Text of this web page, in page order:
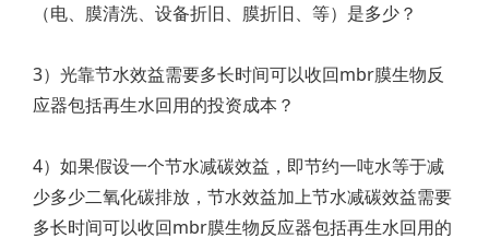
（电、膜清洗、设备折旧、膜折旧、等）是多少？
3）光靠节水效益需要多长时间可以收回mbr膜生物反
应器包括再生水回用的投资成本？
4）如果假设一个节水减碳效益，即节约一吨水等于减
少多少二氧化碳排放，节水效益加上节水减碳效益需要
多长时间可以收回mbr膜生物反应器包括再生水回用的